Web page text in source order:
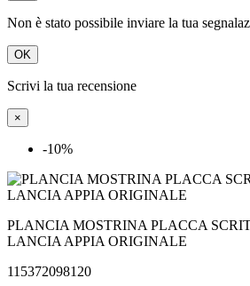
Non è stato possibile inviare la tua
OK
Scrivi la tua recensione
×
-10%
PLANCIA MOSTRINA PLACCA
LANCIA APPIA ORIGINALE
115372098120